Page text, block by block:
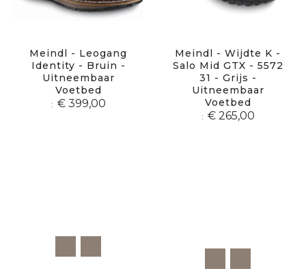
Meindl - Leogang
Identity - Bruin -
Uitneembaar
Voetbed
€ 399,00
Meindl - Wijdte K -
Salo Mid GTX - 5572
31 - Grijs -
Uitneembaar
Voetbed
€ 265,00